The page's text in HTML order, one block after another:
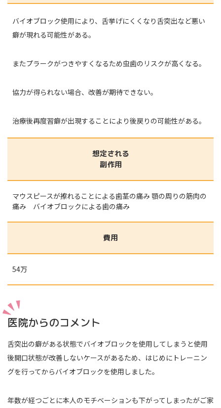
バイオブロック使用により、舌挙げにくくなり舌突出など悪い
癖が現れる可能性がある。
またプラークがつきやすくなるため虫歯のリスクが高くなる。
協力が得られない場合、改善が期待できない。
治療後再度習癖が出現することにより後戻りの可能性がある。
想定される
副作用
マウスピースが擦れることによる歯茎の痛み 顎の周りの筋肉の
痛み バイオブロックによる歯の痛み
費用
54万
医院からのコメント
舌突出の癖がある状態でバイオブロックを使用してしまうと使用
後開口状態が改善しないケースがあるため、はじめにトレーニン
グを行ってからバイオブロックを使用しました。
年数が経つごとに本人のモチベーションも下がってしまったがご家